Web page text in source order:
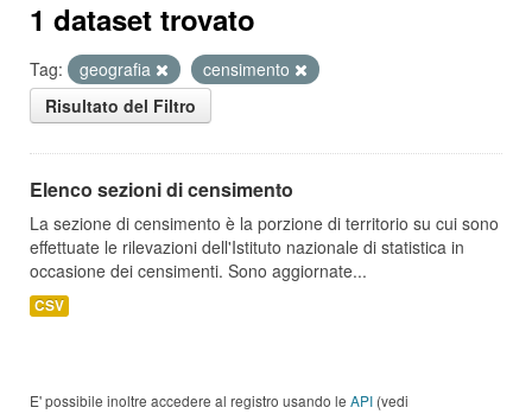
1 dataset trovato
Tag: geografia
censimento
Risultato del Filtro
Elenco sezioni di censimento
La sezione di censimento è la porzione di territorio su cui sono
effettuate le rilevazioni dell'Istituto nazionale di statistica in
occasione dei censimenti. Sono aggiornate...
CSV
E' possibile inoltre accedere al registro usando le API (vedi